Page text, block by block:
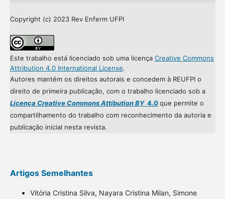
Copyright (c) 2023 Rev Enferm UFPI
Este trabalho está licenciado sob uma licença Creative Commons
Attribution 4.0 International License.
Autores mantém os direitos autorais e concedem à REUFPI o
direito de primeira publicação, com o trabalho licenciado sob a
Licença Creative Commons Attibution BY4.0que permite o
compartilhamento do trabalho com reconhecimento da autoria e
publicação inicial nesta revista.
Artigos Semelhantes
Vitória Cristina Silva, Nayara Cristina Milan, Simone